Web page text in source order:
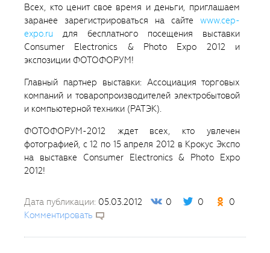
Всех, кто ценит свое время и деньги, приглашаем
заранее зарегистрироваться на сайте www.cep-
expo.ru для бесплатного посещения выставки
Consumer Electronics & Photo Expo 2012 и
экспозиции ФОТОФОРУМ!
Главный партнер выставки: Ассоциация торговых
компаний и товаропроизводителей электробытовой
и компьютерной техники (РАТЭК).
ФОТОФОРУМ-2012 ждет всех, кто увлечен
фотографией, с 12 по 15 апреля 2012 в Крокус Экспо
на выставке Consumer Electronics & Photo Expo
2012!
Дата публикации: 05.03.2012 0 0
0
Комментировать